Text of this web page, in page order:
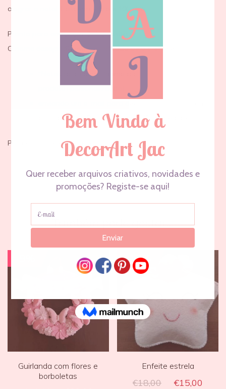
alegrar o natal. Feita em feltro e 100 % à mão.
Pronto para enviar em: 3–4 dias úteis
O nome desejado deve ser indicado pelo cliente em:
“Notas do pedido” (nome do
produto+personalização)
com assunto “Personalização- ID do pedido”.
Pronto para enviar em: –7 dias úteis
Também pode gostar…
Guirlanda com flores e
borboletas
-17%
Enfeite estrela
€18,00 €15,00